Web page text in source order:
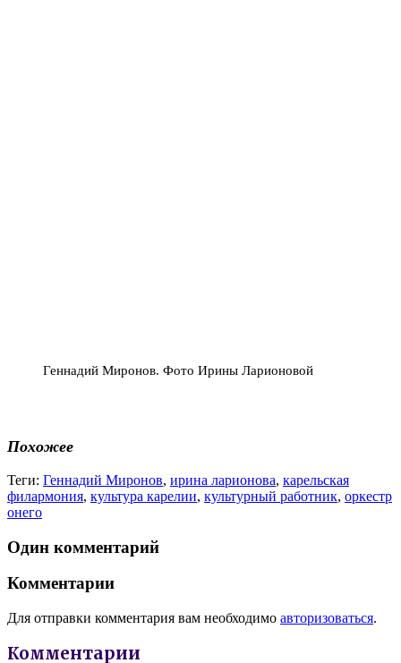
Геннадий Миронов. Фото Ирины Ларионовой
Похожее
Теги: Геннадий Миронов, ирина ларионова, карельская
филармония, культура карелии, культурный работник, оркестр
онего
Один комментарий
Комментарии
Для отправки комментария вам необходимо авторизоваться.
Комментарии